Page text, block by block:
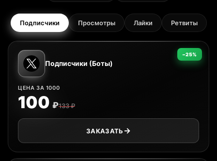
Подписчики Просмотры Лайки Ретвиты
−25%
Подписчики (Боты)
ЦЕНА ЗА 1000
133 ₽
100 ₽
ЗАКАЗАТЬ